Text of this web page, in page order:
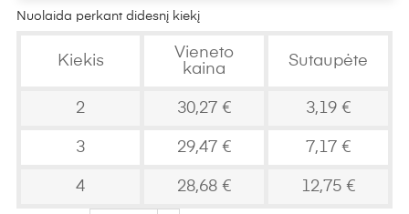
Nuolaida perkant didesnį kiekį
Kiekis
Vieneto
kaina
Sutaupėte
2 30,27 € 3,19 €
3 29,47 € 7,17 €
4 28,68 € 12,75 €